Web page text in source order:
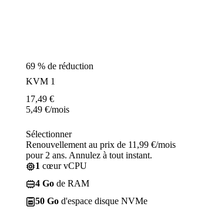
69 % de réduction
KVM 1
17,49 €
5,49 €/mois
Sélectionner
Renouvellement au prix de 11,99 €/mois
pour 2 ans. Annulez à tout instant.
1 cœur vCPU
4 Go de RAM
50 Go d'espace disque NVMe